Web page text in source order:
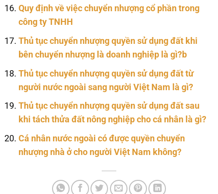
Quy định về việc chuyển nhượng cổ phần trong
công ty TNHH
Thủ tục chuyển nhượng quyền sử dụng đất khi
bên chuyển nhượng là doanh nghiệp là gì?b
Thủ tục chuyển nhượng quyền sử dụng đất từ
người nước ngoài sang người Việt Nam là gì?
Thủ tục chuyển nhượng quyền sử dụng đất sau
khi tách thửa đất nông nghiệp cho cá nhân là gì?
Cá nhân nước ngoài có được quyền chuyển
nhượng nhà ở cho người Việt Nam không?